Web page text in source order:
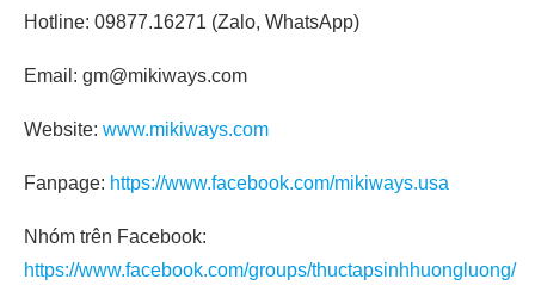
Hotline: 09877.16271 (Zalo, WhatsApp)
Email: gm@mikiways.com
Website: www.mikiways.com
Fanpage: https://www.facebook.com/mikiways.usa
Nhóm trên Facebook:
https://www.facebook.com/groups/thuctapsinhhuongluong/